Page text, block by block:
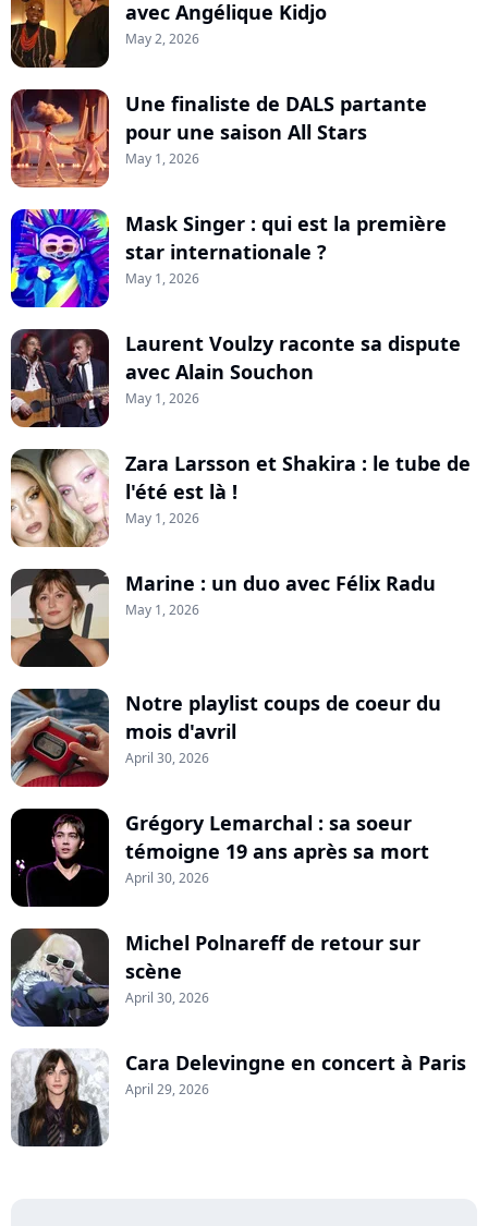
avec Angélique Kidjo
May 2, 2026
Une finaliste de DALS partante
pour une saison All Stars
May 1, 2026
Mask Singer : qui est la première
star internationale ?
May 1, 2026
Laurent Voulzy raconte sa dispute
avec Alain Souchon
May 1, 2026
Zara Larsson et Shakira : le tube de
l'été est là !
May 1, 2026
Marine : un duo avec Félix Radu
May 1, 2026
Notre playlist coups de coeur du
mois d'avril
April 30, 2026
Grégory Lemarchal : sa soeur
témoigne 19 ans après sa mort
April 30, 2026
Michel Polnareff de retour sur
scène
April 30, 2026
Cara Delevingne en concert à Paris
April 29, 2026